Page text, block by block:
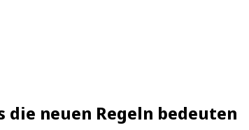
die neuen Regeln bedeuten